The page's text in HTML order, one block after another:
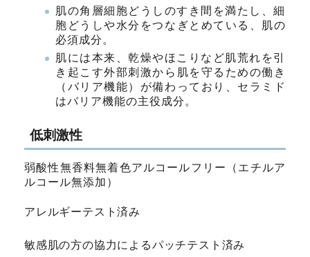
肌の角層細胞どうしのすき間を満たし、細
胞どうしや水分をつなぎとめている、肌の
必須成分。
肌には本来、乾燥やほこりなど肌荒れを引
き起こす外部刺激から肌を守るための働き
（バリア機能）が備わっており、セラミド
はバリア機能の主役成分。
低刺激性
弱酸性無香料無着色アルコールフリー（エチルア
ルコール無添加）
アレルギーテスト済み
敏感肌の方の協力によるパッチテスト済み